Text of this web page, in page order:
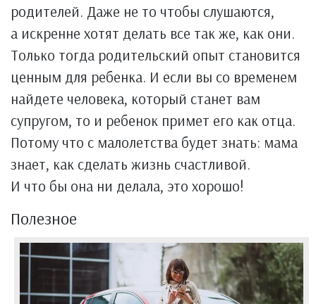
родителей. Даже не то чтобы слушаются,
а искренне хотят делать все так же, как они.
Только тогда родительский опыт становится
ценным для ребенка. И если вы со временем
найдете человека, который станет вам
супругом, то и ребенок примет его как отца.
Потому что с малолетства будет знать: мама
знает, как сделать жизнь счастливой.
И что бы она ни делала, это хорошо!
Полезное